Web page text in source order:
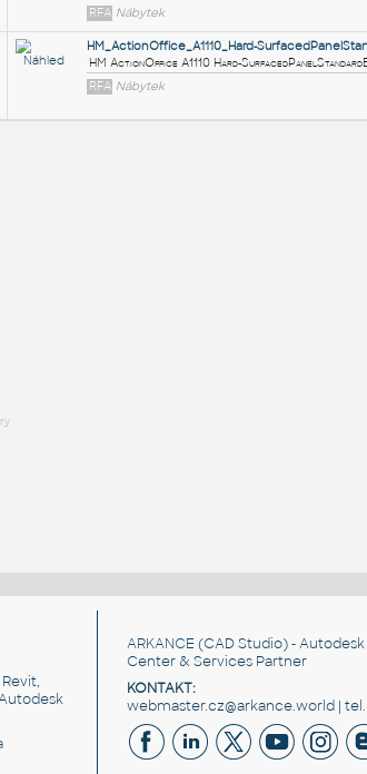
ARKANCE (CAD Studio) -
Center & Services Partner
KONTAKT:
webmaster.cz@arkance.world | tel.